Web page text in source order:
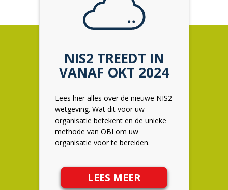
NIS2 TREEDT IN
VANAF OKT 2024
Lees hier alles over de nieuwe NIS2
wetgeving. Wat dit voor uw
organisatie betekent en de unieke
methode van OBI om uw
organisatie voor te bereiden.
LEES MEER